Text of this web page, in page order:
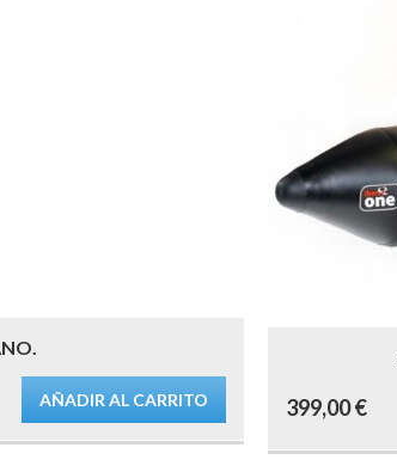
AÑADIR AL CARRITO 399,00€